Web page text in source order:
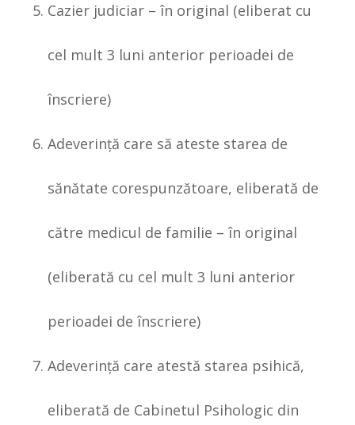
Cazier judiciar – în original (eliberat cu
cel mult 3 luni anterior perioadei de
înscriere)
Adeverinţă care să ateste starea de
sănătate corespunzătoare, eliberată de
către medicul de familie – în original
(eliberată cu cel mult 3 luni anterior
perioadei de înscriere)
Adeverinţă care atestă starea psihică,
eliberată de Cabinetul Psihologic din